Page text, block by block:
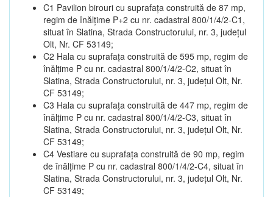
C1 Pavilion birouri cu suprafața construită de 87 mp,
regim de înălțime P+2 cu nr. cadastral 800/1/4/2-C1,
situat în Slatina, Strada Constructorului, nr. 3, județul
Olt, Nr. CF 53149;
C2 Hala cu suprafața construită de 595 mp, regim de
înălțime P cu nr. cadastral 800/1/4/2-C2, situat în
Slatina, Strada Constructorului, nr. 3, județul Olt, Nr.
CF 53149;
C3 Hala cu suprafața construită de 447 mp, regim de
înălțime P cu nr. cadastral 800/1/4/2-C3, situat în
Slatina, Strada Constructorului, nr. 3, județul Olt, Nr.
CF 53149;
C4 Vestiare cu suprafața construită de 90 mp, regim
de înălțime P cu nr. cadastral 800/1/4/2-C4, situat în
Slatina, Strada Constructorului, nr. 3, județul Olt, Nr.
CF 53149;